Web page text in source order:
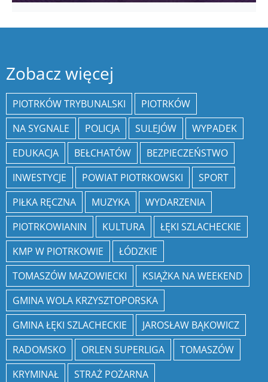
Zobacz więcej
PIOTRKÓW TRYBUNALSKI
PIOTRKÓW
NA SYGNALE
POLICJA SULEJÓW
WYPADEK
EDUKACJA
BEŁCHATÓW
BEZPIECZEŃSTWO
INWESTYCJE
POWIAT PIOTRKOWSKI
SPORT
PIŁKA RĘCZNA
MUZYKA
WYDARZENIA
PIOTRKOWIANIN
KULTURA
ŁĘKI SZLACHECKIE
KMP W PIOTRKOWIE
ŁÓDZKIE
TOMASZÓW MAZOWIECKI
KSIĄŻKA NA WEEKEND
GMINA WOLA KRZYSZTOPORSKA
GMINA ŁĘKI SZLACHECKIE
JAROSŁAW BĄKOWICZ
RADOMSKO
ORLEN SUPERLIGA
TOMASZÓW
KRYMINAŁ
STRAŻ POŻARNA